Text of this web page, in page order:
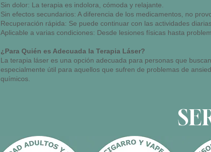
Sin dolor: La terapia es indolora, cómoda y relajante.
Sin efectos secundarios: A diferencia de los medicamentos, no
Recuperación rápida: Se puede continuar con las actividades
Aplicable a varias condiciones: Desde lesiones físicas hasta
¿Para Quién es Adecuada la Terapia Láser?
La terapia láser es una opción adecuada para personas que
especialmente útil para aquellos que sufren de problemas de
químicos.